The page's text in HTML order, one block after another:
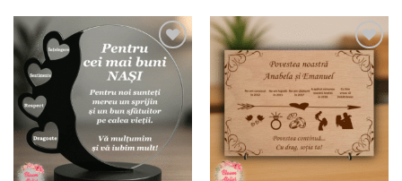
Adaugă
în
wishlist
Adaugă
wishlist